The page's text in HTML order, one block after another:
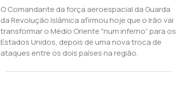
O Comandante da força aeroespacial da Guarda
da Revolução Islâmica afirmou hoje que o Irão vai
transformar o Médio Oriente "num inferno” para os
Estados Unidos, depois de uma nova troca de
ataques entre os dois países na região.